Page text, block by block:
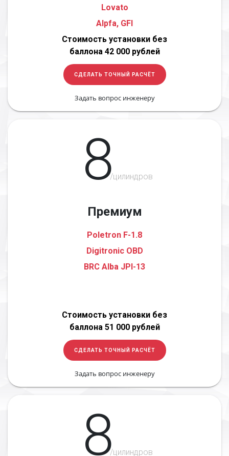
Lovato
Alpfa, GFI
Стоимость установки без
баллона 42 000 рублей
СДЕЛАТЬ ТОЧНЫЙ РАСЧЁТ
Задать вопрос инженеру
8/цилиндров
Премиум
Poletron F-1.8
Digitronic OBD
BRC Alba JPI-13
Стоимость установки без
баллона 51 000 рублей
СДЕЛАТЬ ТОЧНЫЙ РАСЧЁТ
Задать вопрос инженеру
8/цилиндров